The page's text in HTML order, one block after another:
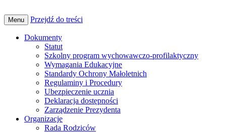
Menu Przejdź do treści
Dokumenty
Statut
Szkolny program wychowawczo-profilaktyczny
Wymagania Edukacyjne
Standardy Ochrony Małoletnich
Regulaminy i Procedury
Ubezpieczenie ucznia
Deklaracja dostępności
Zarządzenie Prezydenta
Organizacje
Rada Rodziców